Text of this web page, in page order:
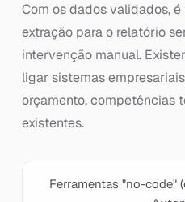
Com os dados validados,
extração para o relatório
intervenção manual.
ligar sistemas
orçamento, competências
existentes.
Ferramentas "no-code"